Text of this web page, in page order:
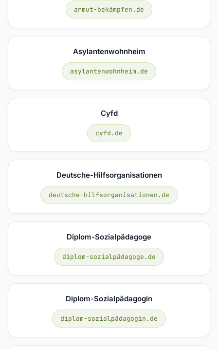
armut-bekämpfen.de
Asylantenwohnheim
asylantenwohnheim.de
Cyfd
cyfd.de
Deutsche-Hilfsorganisationen
deutsche-hilfsorganisationen.de
Diplom-Sozialpädagoge
diplom-sozialpädagoge.de
Diplom-Sozialpädagogin
diplom-sozialpädagogin.de